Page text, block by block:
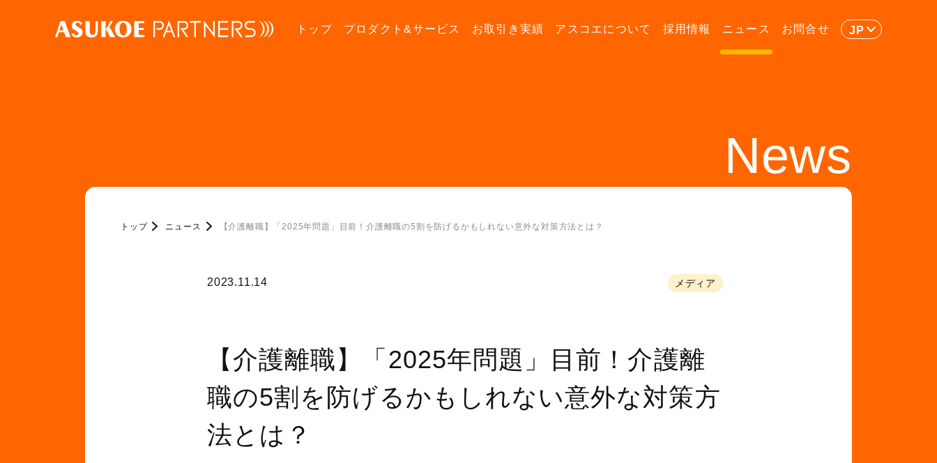
トップ プロダクト&サービス お取引き実績 アスコエについて 採用情報 ニュース お問合せ JP
News
トップ ニュース 【介護離職】「2025年問題」目前！介護離職の5割を防げるかもしれない意外な対策方法とは？
2023.11.14 メディア
【介護離職】「2025年問題」目前！介護離
職の5割を防げるかもしれない意外な対策方
法とは？